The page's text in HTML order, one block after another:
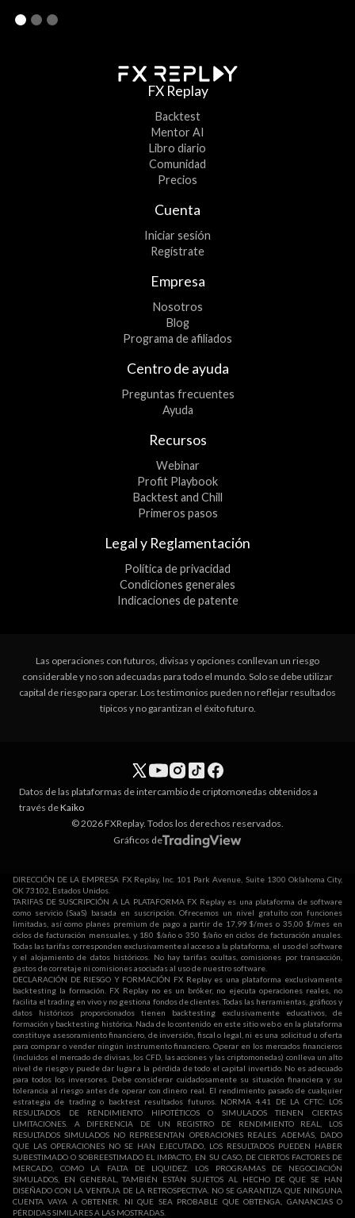
FX Replay
Backtest
Mentor AI
Libro diario
Comunidad
Precios
Cuenta
Iniciar sesión
Regístrate
Empresa
Nosotros
Blog
Programa de afiliados
Centro de ayuda
Preguntas frecuentes
Ayuda
Recursos
Webinar
Profit Playbook
Backtest and Chill
Primeros pasos
Legal y Reglamentación
Política de privacidad
Condiciones generales
Indicaciones de patente
Las operaciones con futuros, divisas y opciones conllevan un riesgo
considerable y no son adecuadas para todo el mundo. Solo se debe utilizar
capital de riesgo para operar. Los testimonios pueden no reflejar resultados
típicos y no garantizan el éxito futuro.
Datos de las plataformas de intercambio de criptomonedas obtenidos a
través deKaiko
© 2026 FXReplay. Todos los derechos reservados.
Gráficos de
DIRECCIÓN DE LA EMPRESA FX Replay, Inc. 101 Park Avenue, Suite 1300 Oklahoma City,
OK 73102, Estados Unidos.
TARIFAS DE SUSCRIPCIÓN A LA PLATAFORMA FX Replay es una plataforma de software
como servicio (SaaS) basada en suscripción. Ofrecemos un nivel gratuito con funciones
limitadas, así como planes premium de pago a partir de 17,99 $/mes o 35,00 $/mes en
ciclos de facturación mensuales, y 180 $/año o 350 $/año en ciclos de facturación anuales.
Todas las tarifas corresponden exclusivamente al acceso a la plataforma, el uso del software
y el alojamiento de datos históricos. No hay tarifas ocultas, comisiones por transacción,
gastos de corretaje ni comisiones asociadas al uso de nuestro software.
DECLARACIÓN DE RIESGO Y FORMACIÓN FX Replay es una plataforma exclusivamente
backtesting la formación. FX Replay no es un bróker, no ejecuta operaciones reales, no
facilita el trading en vivo y no gestiona fondos de clientes. Todas las herramientas, gráficos y
datos históricos proporcionados tienen backtesting exclusivamente educativos, de
formación y backtesting histórica. Nada de lo contenido en este sitio web o en la plataforma
constituye asesoramiento financiero, de inversión, fiscal o legal, ni es una solicitud u oferta
para comprar o vender ningún instrumento financiero. Operar en los mercados financieros
(incluidos el mercado de divisas, los CFD, las acciones y las criptomonedas) conlleva un alto
nivel de riesgo y puede dar lugar a la pérdida de todo el capital invertido. No es adecuado
para todos los inversores. Debe considerar cuidadosamente su situación financiera y su
tolerancia al riesgo antes de operar con dinero real. El rendimiento pasado de cualquier
estrategia de trading o backtest resultados futuros. NORMA 4.41 DE LA CFTC: LOS
RESULTADOS DE RENDIMIENTO HIPOTÉTICOS O SIMULADOS TIENEN CIERTAS
LIMITACIONES. A DIFERENCIA DE UN REGISTRO DE RENDIMIENTO REAL, LOS
RESULTADOS SIMULADOS NO REPRESENTAN OPERACIONES REALES. ADEMÁS, DADO
QUE LAS OPERACIONES NO SE HAN EJECUTADO, LOS RESULTADOS PUEDEN HABER
SUBESTIMADO O SOBREESTIMADO EL IMPACTO, EN SU CASO, DE CIERTOS FACTORES DE
MERCADO, COMO LA FALTA DE LIQUIDEZ. LOS PROGRAMAS DE NEGOCIACIÓN
SIMULADOS, EN GENERAL, TAMBIÉN ESTÁN SUJETOS AL HECHO DE QUE SE HAN
DISEÑADO CON LA VENTAJA DE LA RETROSPECTIVA. NO SE GARANTIZA QUE NINGUNA
CUENTA VAYA A OBTENER, NI QUE SEA PROBABLE QUE OBTENGA, GANANCIAS O
PÉRDIDAS SIMILARES A LAS MOSTRADAS.